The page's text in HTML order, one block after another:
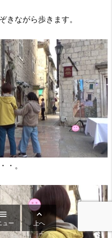
きながら歩きます。
・。
ュー

上へ